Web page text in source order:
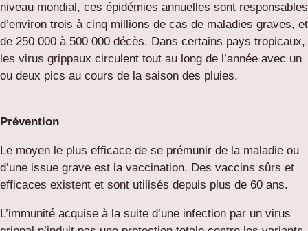
niveau mondial, ces épidémies annuelles sont responsables
d’environ trois à cinq millions de cas de maladies graves, et
de 250 000 à 500 000 décès. Dans certains pays tropicaux,
les virus grippaux circulent tout au long de l’année avec un
ou deux pics au cours de la saison des pluies.
Prévention
Le moyen le plus efficace de se prémunir de la maladie ou
d’une issue grave est la vaccination. Des vaccins sûrs et
efficaces existent et sont utilisés depuis plus de 60 ans.
L’immunité acquise à la suite d’une infection par un virus